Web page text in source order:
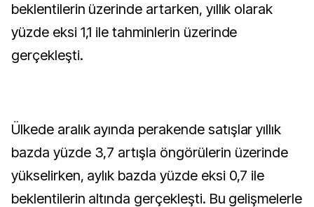
beklentilerin üzerinde artarken, yıllık olarak
yüzde eksi 1,1 ile tahminlerin üzerinde
gerçekleşti.
Ülkede aralık ayında perakende satışlar yıllık
bazda yüzde 3,7 artışla öngörülerin üzerinde
yükselirken, aylık bazda yüzde eksi 0,7 ile
beklentilerin altında gerçekleşti. Bu gelişmelerle